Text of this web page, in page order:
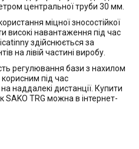
центральної труби 30 мм.
міцної зносостійкої
високі навантаження під час
здійснюється за
на лівій частині виробу.
регулювання бази з нахилом
під час
наддалекі дистанції. Купити
SAKO TRG можна в інтернет-